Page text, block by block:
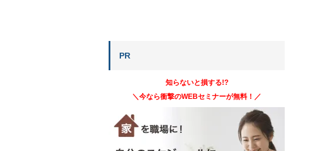
PR
知らないと損する!?
＼今なら衝撃のWEBセミナーが無料！／